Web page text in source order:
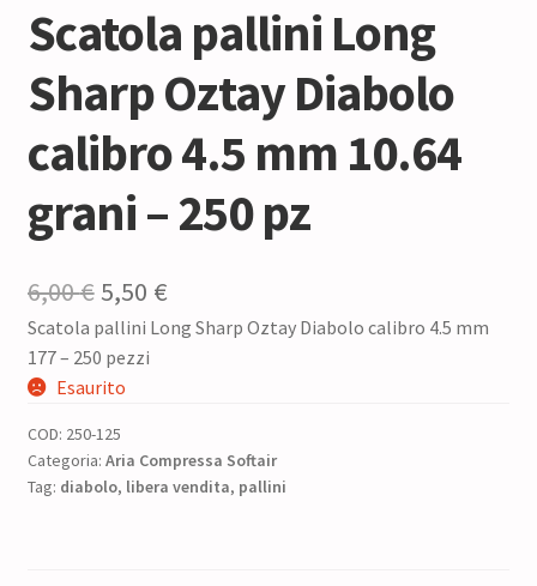
Scatola pallini Long
Sharp Oztay Diabolo
calibro 4.5 mm 10.64
grani – 250 pz
6,00€ Il
prezzo
originale
6,00 €.
5,50 €Il
prezzo
5,50 €.
Scatola pallini Long Sharp Oztay Diabolo calibro 4.5 mm
177 – 250 pezzi
Esaurito
COD: 250-125
Categoria: Aria Compressa Softair
Tag: diabolo, libera vendita, pallini